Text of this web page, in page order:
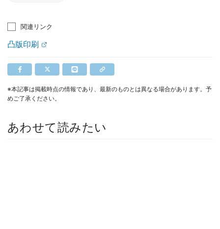
関連リンク
凸版印刷
※本記事は掲載時点の情報であり、最新のものとは異なる場合があります。予
めご了承ください。
あわせて読みたい